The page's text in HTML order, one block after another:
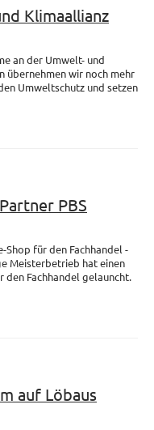
Klimaallianz
an der Umwelt- und
übernehmen wir noch mehr
Umweltschutz und setzen
PBS
Shop für den Fachhandel -
Meisterbetrieb hat einen
den Fachhandel gelauncht.
auf Löbaus